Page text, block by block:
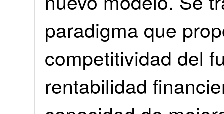
paradigma que
competitividad del
rentabilidad